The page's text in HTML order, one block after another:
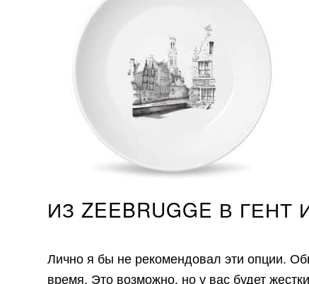
ИЗ ZEEBRUGGE В
Лично я бы не рекомендовал эти опции.
время. Это возможно, но у вас будет